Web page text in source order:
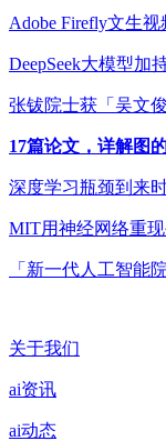
Adobe Firefly文生
DeepSeek大模型加
张钹院士获「吴文
17篇论文，详解图
深度学习瓶颈到来
MIT用神经网络重
「新一代人工智能
关于我们
ai资讯
ai动态